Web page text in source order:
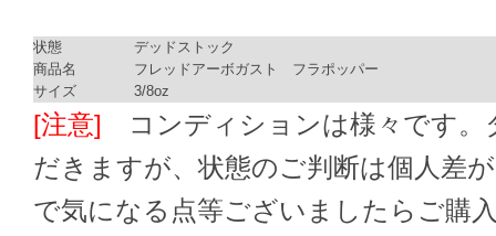
状態
デッドストック
商品名
フレッドアーボガスト フラポッパー
サイズ
3/8oz
[注意] コンディションは様々です。
だきますが、状態のご判断は個人差
で気になる点等ございましたらご購